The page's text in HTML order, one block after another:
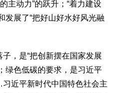
主动力”的跃升；“着力建设
发展了“把好山好水好风光融
，是“把创新摆在国家发展
绿色低碳的要求，是习近平
近平新时代中国特色社会主